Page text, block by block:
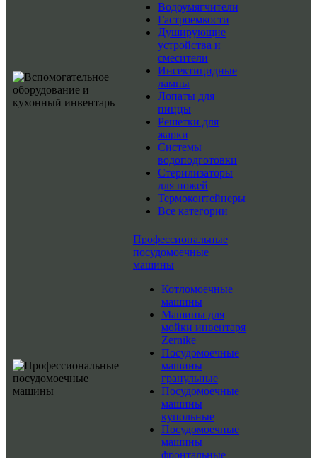
Водоумягчители
Гастроемкости
Душирующие
устройства и
смесители
Инсектицидные
лампы
Лопаты для
пиццы
Решетки для
жарки
Системы
водоподготовки
Стерилизаторы
для ножей
Термоконтейнеры
Все категории
Профессиональные
посудомоечные
машины
Котломоечные
машины
Машины для
мойки инвентаря
Zernike
Посудомоечные
машины
гранульные
Посудомоечные
машины
купольные
Посудомоечные
машины
фронтальные